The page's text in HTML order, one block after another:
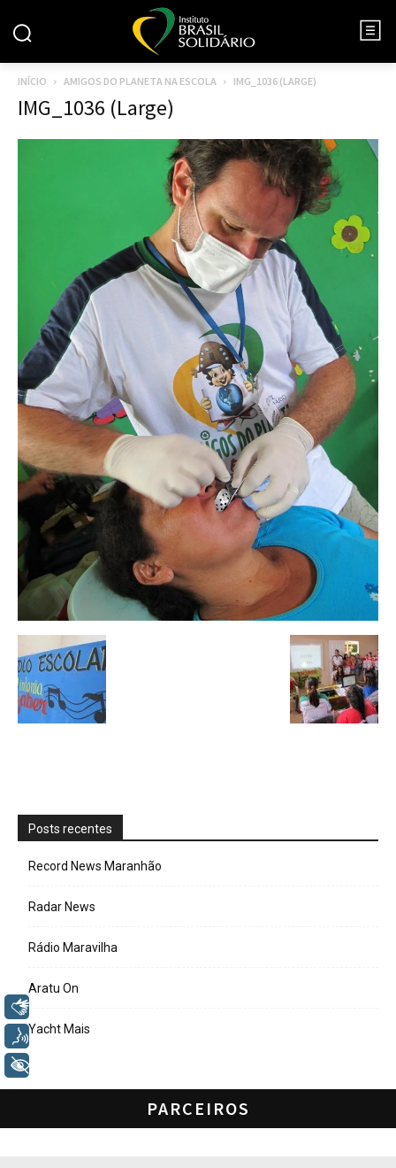
INÍCIO AMIGOS DO PLANETA NA ESCOLA IMG_1036 (LARGE)
IMG_1036 (Large)
Posts recentes
Record News Maranhão
Radar News
Rádio Maravilha
Aratu On
Yacht Mais
PARCEIROS
Voz